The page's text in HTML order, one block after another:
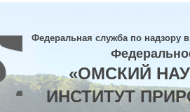
Федеральная служба по надзору
«ОМСКИЙ
ИНСТИТУТ